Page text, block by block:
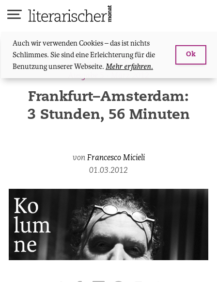
Auch wir verwenden Cookies – das ist nichts
Schlimmes. Sie sind eine Erleichterung für die
Benutzung unserer Webseite. Mehr erfahren.
Ok
Kolumne: Micieli reist
Frankfurt–Amsterdam:
3 Stunden, 56 Minuten
von Francesco Micieli
01.03.2012